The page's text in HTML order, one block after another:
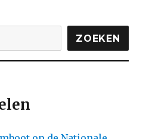
ZOEKEN